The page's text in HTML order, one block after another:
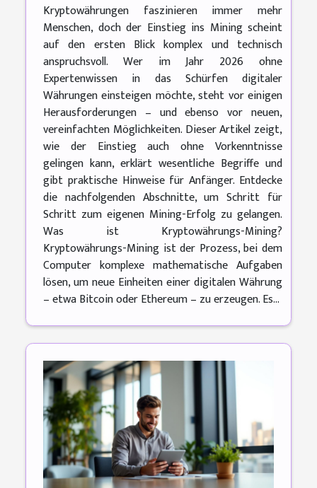
Kryptowährungen faszinieren immer mehr
Menschen, doch der Einstieg ins Mining scheint
auf den ersten Blick komplex und technisch
anspruchsvoll. Wer im Jahr 2026 ohne
Expertenwissen in das Schürfen digitaler
Währungen einsteigen möchte, steht vor einigen
Herausforderungen – und ebenso vor neuen,
vereinfachten Möglichkeiten. Dieser Artikel zeigt,
wie der Einstieg auch ohne Vorkenntnisse
gelingen kann, erklärt wesentliche Begriffe und
gibt praktische Hinweise für Anfänger. Entdecke
die nachfolgenden Abschnitte, um Schritt für
Schritt zum eigenen Mining-Erfolg zu gelangen.
Was ist Kryptowährungs-Mining?
Kryptowährungs-Mining ist der Prozess, bei dem
Computer komplexe mathematische Aufgaben
lösen, um neue Einheiten einer digitalen Währung
– etwa Bitcoin oder Ethereum – zu erzeugen. Es...